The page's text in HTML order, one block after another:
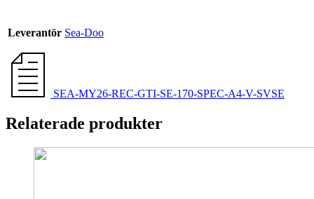
Leverantör Sea-Doo
SEA-MY26-REC-GTI-SE-170-SPEC-A4-V-SVSE
Relaterade produkter